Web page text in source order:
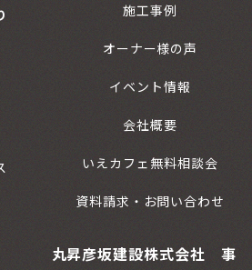
施工事例
オーナー様の声
イベント情報
会社概要
いえカフェ無料相談会
資料請求・お問い合わせ
丸昇彦坂建設株式会社 事